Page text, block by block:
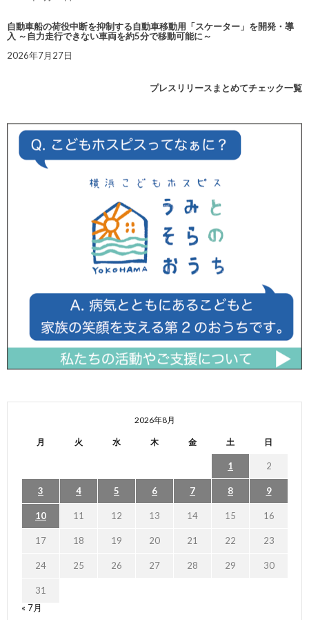
自動車船の荷役中断を抑制する自動車移動用「スケーター」を開発・導
入 ～自力走行できない車両を約5分で移動可能に～
2026年7月27日
プレスリリースまとめてチェック一覧
2026年8月
月 火 水 木 金 土 日
1 2
3 4 5 6 7 8 9
10 11 12 13 14 15 16
17 18 19 20 21 22 23
24 25 26 27 28 29 30
31
« 7月